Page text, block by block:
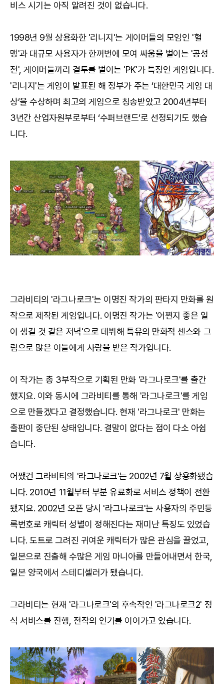
비스 시기는 아직 알려진 것이 없습니다.
1998년 9월 상용화한 '리니지'는 게이머들의 모임인 '혈
맹'과 대규모 사용자가 한꺼번에 모여 싸움을 벌이는 '공성
전', 게이머들끼리 결투를 벌이는 'PK'가 특징인 게임입니다.
'리니지'는 게임이 발표된 해 정부가 주는 ‘대한민국 게임 대
상’을 수상하며 최고의 게임으로 칭송받았고 2004년부터
3년간 산업자원부로부터 ‘수퍼브랜드’로 선정되기도 했습
니다.
그라비티의 '라그나로크'는 이명진 작가의 판타지 만화를 원
작으로 제작된 게임입니다. 이명진 작가는 '어쩐지 좋은 일
이 생길 것 같은 저녁'으로 데뷔해 특유의 만화적 센스와 그
림으로 많은 이들에게 사랑을 받은 작가입니다.
이 작가는 총 3부작으로 기획된 만화 '라그나로크'를 출간
했지요. 이와 동시에 그라비티를 통해 '라그나로크'를 게임
으로 만들겠다고 결정했습니다. 현재 '라그나로크' 만화는
출판이 중단된 상태입니다. 결말이 없다는 점이 다소 아쉽
습니다.
어쨌건 그라비티의 '라그나로크'는 2002년 7월 상용화됐습
니다. 2010년 11월부터 부분 유료화로 서비스 정책이 전환
됐지요. 2002년 오픈 당시 '라그나로크'는 사용자의 주민등
록번호로 캐릭터 성별이 정해진다는 재미난 특징도 있었습
니다. 도트로 그려진 귀여운 캐릭터가 많은 관심을 끌었고,
일본으로 진출해 수많은 게임 마니아를 만들어내면서 한국,
일본 양국에서 스테디셀러가 됐습니다.
그라비티는 현재 '라그나로크'의 후속작인 '라그나로크2' 정
식 서비스를 진행, 전작의 인기를 이어가고 있습니다.